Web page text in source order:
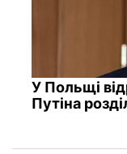
У Польщі
Путіна